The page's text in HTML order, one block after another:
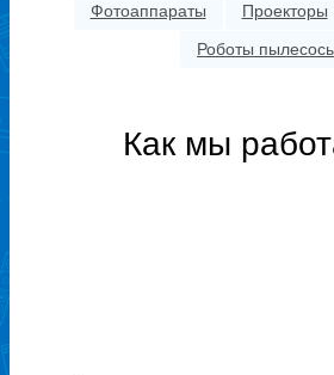
Фотоаппараты
Проекторы
Роботы
Как мы